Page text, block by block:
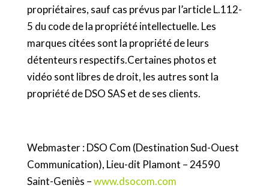
propriétaires, sauf cas prévus par l’article L.112-
5 du code de la propriété intellectuelle. Les
marques citées sont la propriété de leurs
détenteurs respectifs.Certaines photos et
vidéo sont libres de droit, les autres sont la
propriété de DSO SAS et de ses clients.
Webmaster : DSO Com (Destination Sud-Ouest
Communication), Lieu-dit Plamont – 24590
Saint-Geniès –www.dsocom.com